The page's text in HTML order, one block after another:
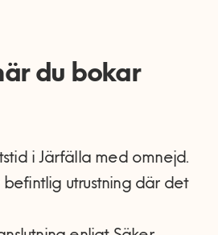
du bokar
i Järfälla med omnejd.
utrustning där det